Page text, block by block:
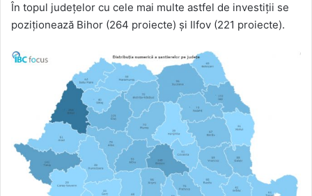
În topul județelor cu cele mai multe astfel de investiții se
poziționează Bihor (264 proiecte) și Ilfov (221 proiecte).